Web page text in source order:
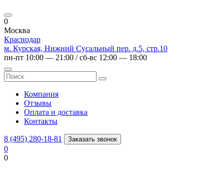
0
Москва
Краснодар
м. Курская, Нижний Сусальный пер. д.5, стр.10
пн-пт 10:00 — 21:00 / сб-вс 12:00 — 18:00
Компания
Отзывы
Оплата и доставка
Контакты
8 (495) 280-18-81 Заказать звонок
0
0